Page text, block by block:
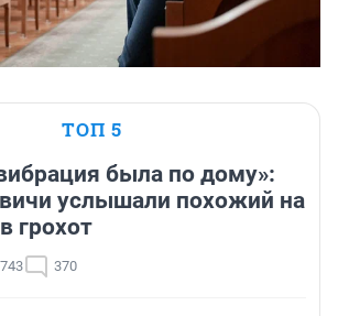
ТОП 5
была по дому»:
услышали похожий на
грохот
370